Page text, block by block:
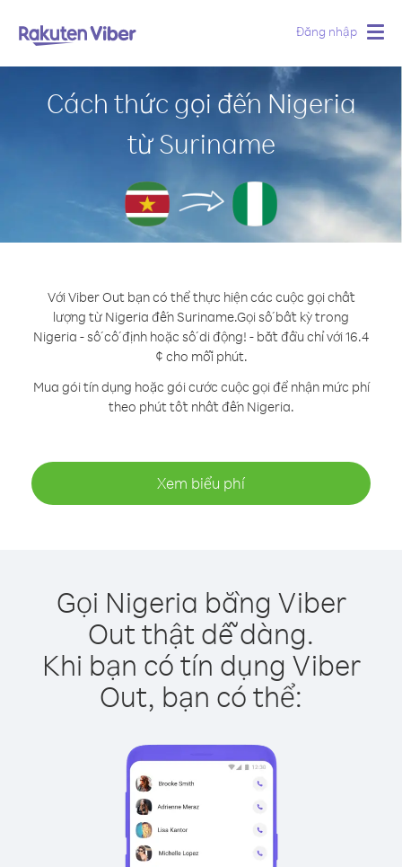
Đăng nhập
Cách thức gọi đến Nigeria
từ Suriname
Với Viber Out bạn có thể thực hiện các cuộc gọi chất
lượng từ Nigeria đến Suriname.Gọi số bất kỳ trong
Nigeria - số cố định hoặc số di động! - bắt đầu chỉ với 16.4
¢ cho mỗi phút.
Mua gói tín dụng hoặc gói cước cuộc gọi để nhận mức phí
theo phút tốt nhất đến Nigeria.
Xem biểu phí
Gọi Nigeria bằng Viber
Out thật dễ dàng.
Khi bạn có tín dụng Viber
Out, bạn có thể: